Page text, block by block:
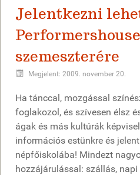
Jelentkezni
szemeszterére
Megjelent: 2009. november 20.
Ha tánccal, mozgással
foglakozol, és szívesen élsz
ágak és más kultúrák
információs estünkre és
népfőiskolába! Mindezt
hozzájárulással: szállás,